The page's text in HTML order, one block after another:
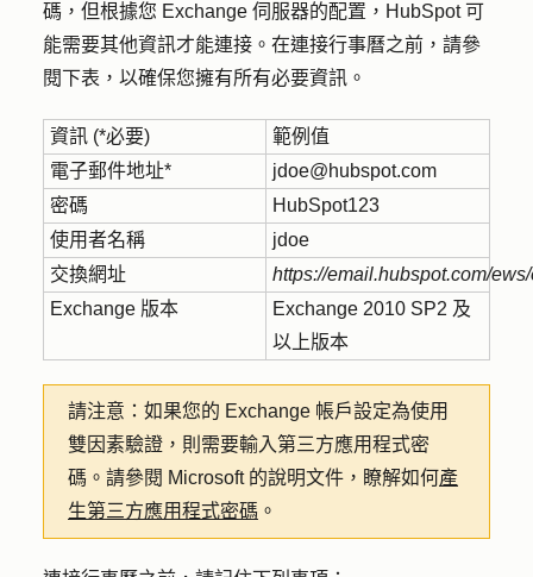
碼，但根據您 Exchange 伺服器的配置，HubSpot 可
能需要其他資訊才能連接。在連接行事曆之前，請參
閱下表，以確保您擁有所有必要資訊。
資訊 (*必要)
範例值
電子郵件地址*
jdoe@hubspot.com
密碼
HubSpot123
使用者名稱
jdoe
交換網址
https://email.hubspot.com/
Exchange 版本
Exchange 2010 SP2 及
以上版本
請注意： 如果您的 Exchange 帳戶設定為使用
雙因素驗證，則需要輸入第三方應用程式密
碼。請參閱 Microsoft 的說明文件，瞭解如何產
生第三方應用程式密碼 。